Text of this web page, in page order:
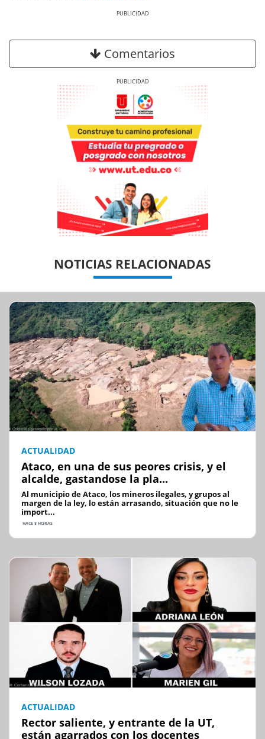
Comentarios
NOTICIAS RELACIONADAS
ACTUALIDAD
Ataco, en una de sus peores crisis, y el
alcalde, gastandose la pla...
Al municipio de Ataco, los mineros ilegales, y grupos al
margen de la ley, lo están arrasando, situación que no le
import...
HACE 8 HORAS
ACTUALIDAD
Rector saliente, y entrante de la UT,
están agarrados con los docentes